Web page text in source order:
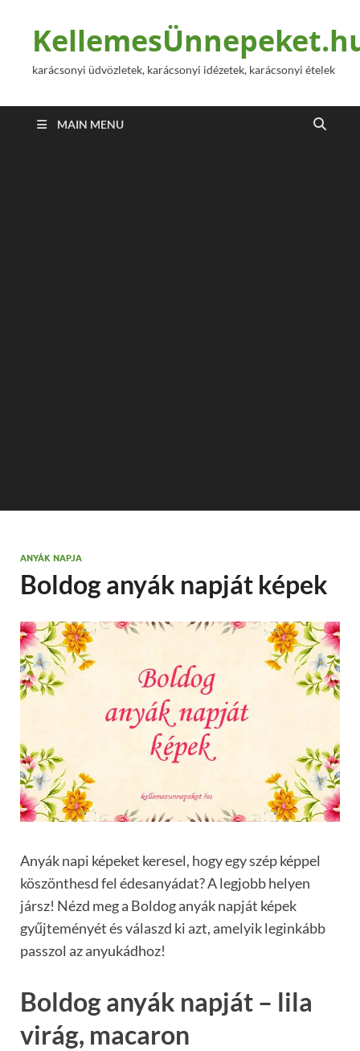
karácsonyi üdvözletek, karácsonyi idézetek, karácsonyi ételek
MAIN MENU
ANYÁK NAPJA
Boldog anyák napját képek
Anyák napi képeket keresel, hogy egy szép képpel
köszönthesd fel édesanyádat? A legjobb helyen
jársz! Nézd meg a Boldog anyák napját képek
gyűjteményét és válaszd ki azt, amelyik leginkább
passzol az anyukádhoz!
Boldog anyák napját – lila
virág, macaron